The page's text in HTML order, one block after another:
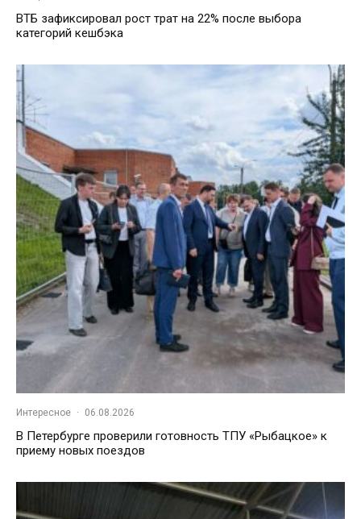
ВТБ зафиксировал рост трат на 22% после выбора
категорий кешбэка
Интересное · 06.08.2026
В Петербурге проверили готовность ТПУ «Рыбацкое» к
приему новых поездов